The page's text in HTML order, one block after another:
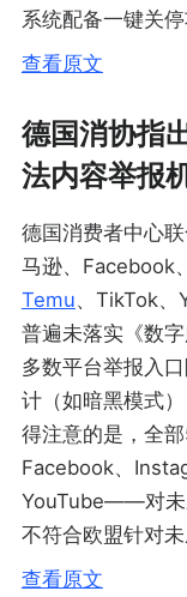
系统配备一键关
查看原文
德国消协指
法内容举报
德国消费者中心
马逊、Facebook、
Temu、TikTok、
普遍未落实《数
多数平台举报入
计（如暗黑模式
得注意的是，全
Facebook、
YouTube——对未
不符合欧盟针对
查看原文